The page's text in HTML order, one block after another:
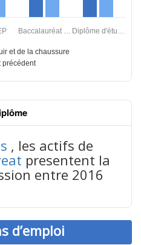
, les actifs de
presentent la
entre 2016
d’emploi